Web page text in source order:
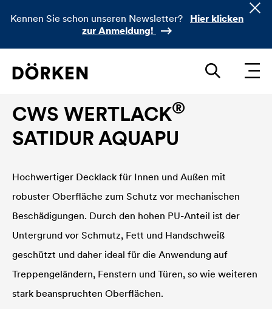
Kennen Sie schon unseren Newsletter?
Hier klicken
zur Anmeldung!
CWS WERTLACK®
SATIDUR AQUAPU
Hochwertiger Decklack für Innen und Außen mit
robuster Oberfläche zum Schutz vor mechanischen
Beschädigungen. Durch den hohen PU-Anteil ist der
Untergrund vor Schmutz, Fett und Handschweiß
geschützt und daher ideal für die Anwendung auf
Treppengeländern, Fenstern und Türen, so wie weiteren
stark beanspruchten Oberflächen.